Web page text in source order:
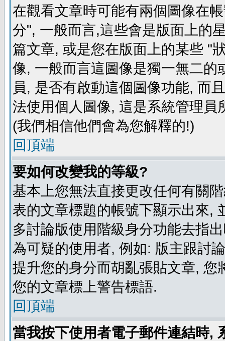
在觀看文章時可能有兩個圖像在
分", 一般而言,這些會是版面上的
篇文章, 或是您在版面上的某些 "
像, 一般而言這圖像是獨一無二
員, 是否有啟動這個圖像功能, 而
法使用個人圖像, 這是系統管理
(我們相信他們會為您解釋的!)
回頂端
要如何改變我的等級?
基本上您無法直接更改任何有關
表的文章標題的帳號下顯示出來,
多討論版使用階級身分功能去指
為可疑的使用者, 例如: 版主跟討
提升您的身分而胡亂張貼文章,
您的文章標上警告標語.
回頂端
當我按下使用者電子郵件連結時,